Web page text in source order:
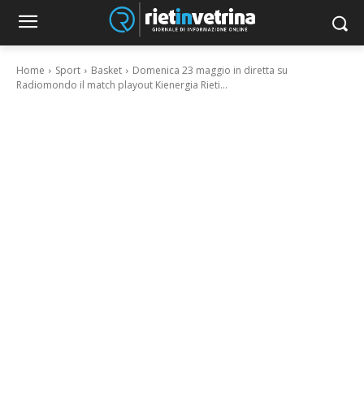
Home Sport Basket
Domenica 23 maggio in diretta su
Radiomondo il match playout Kienergia Rieti...